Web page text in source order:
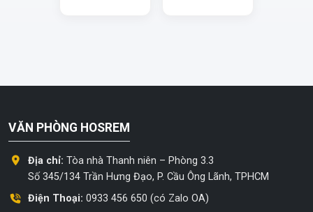
VĂN PHÒNG HOSREM
Địa chỉ: Tòa nhà Thanh niên – Phòng 3.3
Số 345/134 Trần Hưng Đạo, P. Cầu Ông Lãnh, TPHCM
Điện Thoại: 0933 456 650 (có Zalo OA)